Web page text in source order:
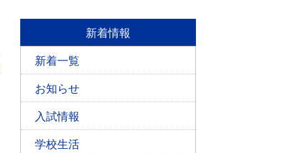
新着情報
新着一覧
お知らせ
入試情報
学校生活